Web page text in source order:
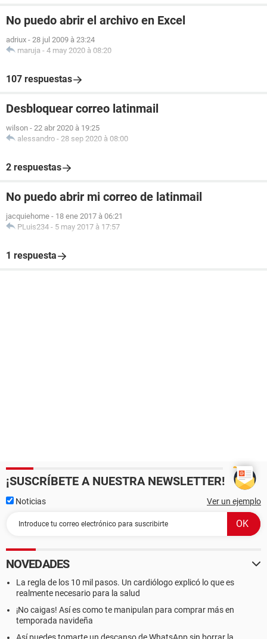
No puedo abrir el archivo en Excel
adriux - 28 jul 2009 à 23:24
maruja - 4 may 2020 à 08:20
107 respuestas
Desbloquear correo latinmail
wilson - 22 abr 2020 à 19:25
alessandro - 28 sep 2020 à 08:00
2 respuestas
No puedo abrir mi correo de latinmail
jacquiehome - 18 ene 2017 à 06:21
PLuis234 - 5 may 2017 à 17:57
1 respuesta
¡SUSCRÍBETE A NUESTRA NEWSLETTER!
Noticias Ver un ejemplo
NOVEDADES
La regla de los 10 mil pasos. Un cardiólogo explicó lo que es
realmente necesario para la salud
¡No caigas! Así es como te manipulan para comprar más en
temporada navideña